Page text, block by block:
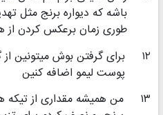
باشه که دیواره برنج مثل
طوری زمان برعکس کردن از
۱۲
برای گرفتن بوش میتونین از
پوست لیمو اضافه کنین
۱۳
من همیشه مقداری از تیکه